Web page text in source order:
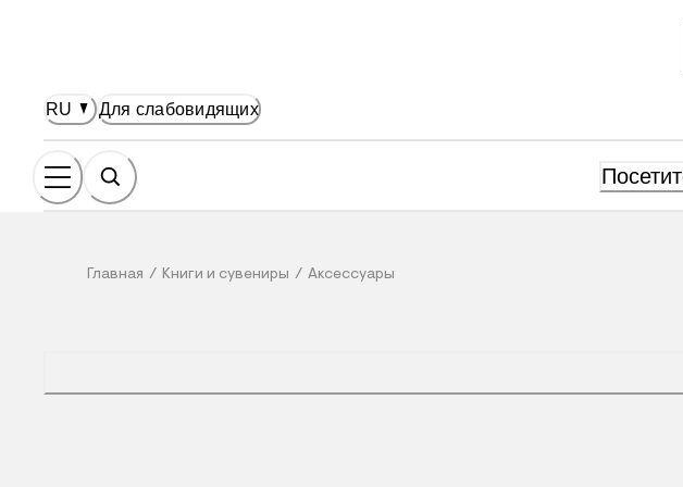
RU Для слабовидящих
Главная / Книги и сувениры / Аксессуары